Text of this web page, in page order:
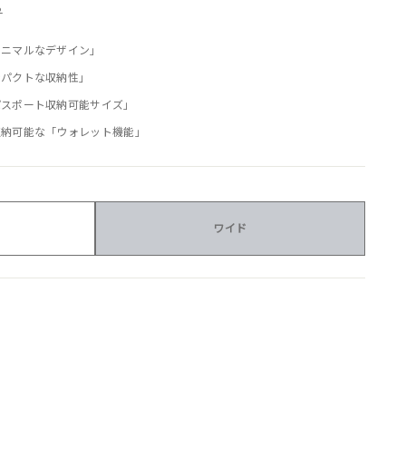
マルなデザイン」
クトな収納性」
ポート収納可能サイズ」
可能な「ウォレット機能」
ワイド